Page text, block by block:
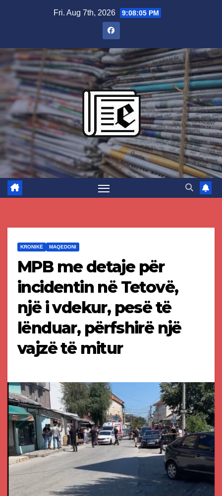
Fri. Aug 7th, 2026 9:08:06 PM
KRONIKË MAQEDONI
MPB me detaje për
incidentin në Tetovë,
një i vdekur, pesë të
lënduar, përfshirë një
vajzë të mitur